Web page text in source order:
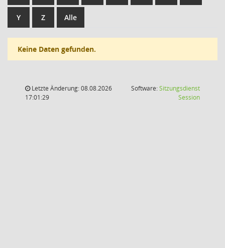
Y Z Alle
Keine Daten gefunden.
Letzte Änderung: 08.08.2026
17:01:29
Software:Sitzungsdienst
Session(Wird in